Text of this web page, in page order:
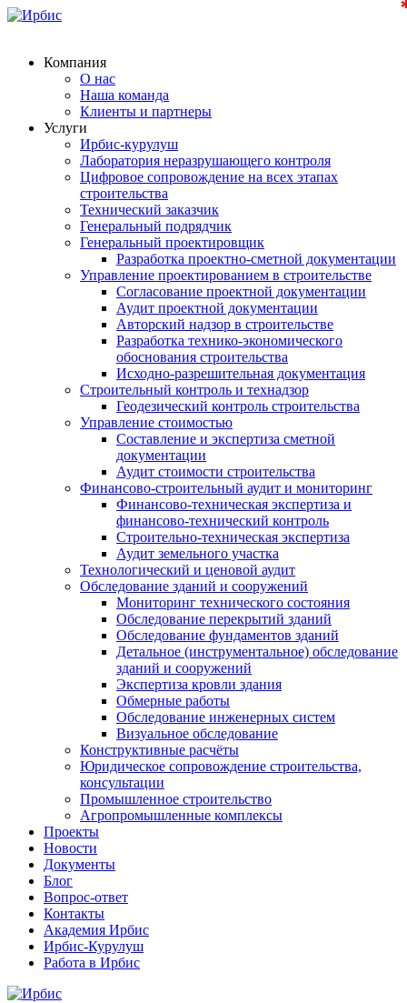
Компания
О нас
Наша команда
Клиенты и партнеры
Услуги
Ирбис-курулуш
Лаборатория неразрушающего контроля
Цифровое сопровождение на всех этапах
строительства
Технический заказчик
Генеральный подрядчик
Генеральный проектировщик
Разработка проектно-сметной документации
Управление проектированием в строительстве
Согласование проектной документации
Аудит проектной документации
Авторский надзор в строительстве
Разработка технико-экономического
обоснования строительства
Исходно-разрешительная документация
Строительный контроль и технадзор
Геодезический контроль строительства
Управление стоимостью
Составление и экспертиза сметной
документации
Аудит стоимости строительства
Финансово-строительный аудит и мониторинг
Финансово-техническая экспертиза и
финансово-технический контроль
Строительно-техническая экспертиза
Аудит земельного участка
Технологический и ценовой аудит
Обследование зданий и сооружений
Мониторинг технического состояния
Обследование перекрытий зданий
Обследование фундаментов зданий
Детальное (инструментальное) обследование
зданий и сооружений
Экспертиза кровли здания
Обмерные работы
Обследование инженерных систем
Визуальное обследование
Конструктивные расчёты
Юридическое сопровождение строительства,
консультации
Промышленное строительство
Агропромышленные комплексы
Проекты
Новости
Документы
Блог
Вопрос-ответ
Контакты
Академия Ирбис
Ирбис-Курулуш
Работа в Ирбис